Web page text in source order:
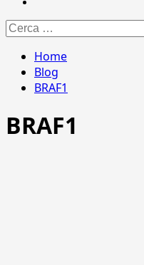
Ricerca
per:
Home
Blog
BRAF1
BRAF1